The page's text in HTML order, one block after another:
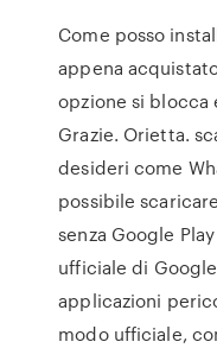
Come posso
appena
opzione si blocca
Grazie. Orietta.
desideri come
possibile
senza Google
ufficiale di
applicazioni
modo ufficiale,